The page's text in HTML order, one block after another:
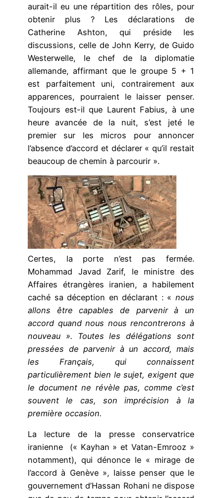
aurait-il eu une répartition des rôles, pour
obtenir plus ? Les déclarations de
Catherine Ashton, qui préside les
discussions, celle de John Kerry, de Guido
Westerwelle, le chef de la diplomatie
allemande, affirmant que le groupe 5 + 1
est parfaitement uni, contrairement aux
apparences, pourraient le laisser penser.
Toujours est-il que Laurent Fabius, à une
heure avancée de la nuit, s’est jeté le
premier sur les micros pour annoncer
l’absence d’accord et déclarer « qu’il restait
beaucoup de chemin à parcourir ».
Certes, la porte n’est pas fermée.
Mohammad Javad Zarif, le ministre des
Affaires étrangères iranien, a habilement
caché sa déception en déclarant : « nous
allons être capables de parvenir à un
accord quand nous nous rencontrerons à
nouveau ».
Toutes les délégations sont
pressées de parvenir à un accord, mais
les Français, qui connaissent
particulièrement bien le sujet, exigent que
le document ne révèle pas, comme c’est
souvent le cas, son imprécision à la
première occasion.
La lecture de la presse conservatrice
iranienne (« Kayhan » et Vatan-Emrooz »
notamment), qui dénonce le « mirage de
l’accord à Genève », laisse penser que le
gouvernement d’Hassan Rohani ne dispose